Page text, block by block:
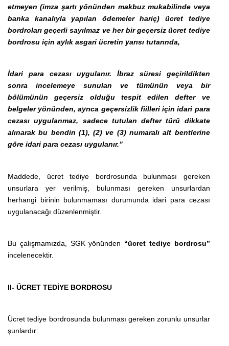
etmeyen (imza şartı yönünden makbuz mukabilinde veya
banka kanalıyla yapılan ödemeler hariç) ücret tediye
bordroları geçerli sayılmaz ve her bir geçersiz ücret tediye
bordrosu için aylık asgari ücretin yarısı tutarında,
İdari para cezası uygulanır. İbraz süresi geçirildikten
sonra incelemeye sunulan ve tümünün veya bir
bölümünün geçersiz olduğu tespit edilen defter ve
belgeler yönünden, ayrıca geçersizlik fiilleri için idari para
cezası uygulanmaz, sadece tutulan defter türü dikkate
alınarak bu bendin (1), (2) ve (3) numaralı alt bentlerine
göre idari para cezası uygulanır.”
Maddede, ücret tediye bordrosunda bulunması gereken
unsurlara yer verilmiş, bulunması gereken unsurlardan
herhangi birinin bulunmaması durumunda idari para cezası
uygulanacağı düzenlenmiştir.
Bu çalışmamızda, SGK yönünden “ücret tediye bordrosu”
incelenecektir.
II- ÜCRET TEDİYE BORDROSU
Ücret tediye bordrosunda bulunması gereken zorunlu unsurlar
şunlardır: